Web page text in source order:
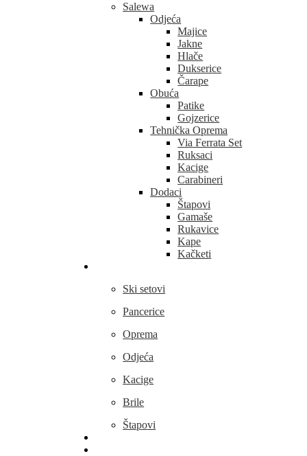
Salewa
Odjeća
Majice
Jakne
Hlače
Dukserice
Čarape
Obuća
Patike
Gojzerice
Tehnička Oprema
Via Ferrata Set
Ruksaci
Kacige
Carabineri
Dodaci
Štapovi
Gamaše
Rukavice
Kape
Kačketi
Ski setovi
Pancerice
Oprema
Odjeća
Kacige
Brile
Štapovi